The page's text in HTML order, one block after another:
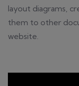
layout diagrams,
them to other
website.